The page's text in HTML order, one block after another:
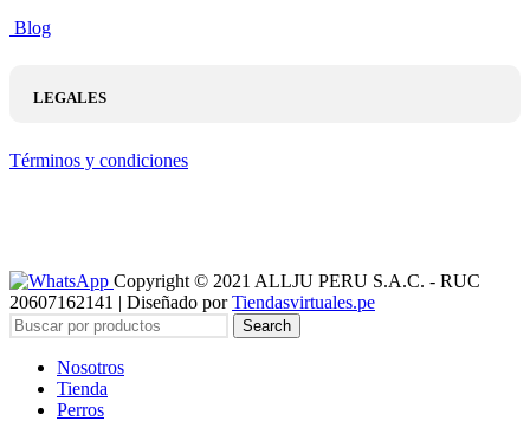
Blog
LEGALES
Términos y condiciones
Copyright © 2021 ALLJU PERU S.A.C. - RUC
20607162141 | Diseñado porTiendasvirtuales.pe
Search
Nosotros
Tienda
Perros